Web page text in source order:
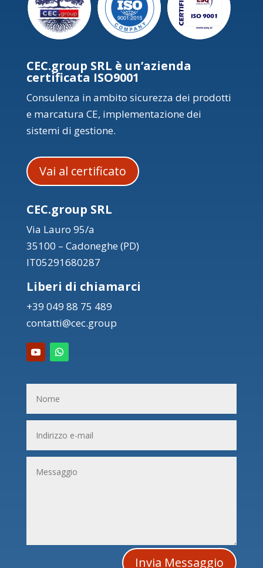
CEC.group SRL è un’azienda
certificata ISO9001
Consulenza in ambito sicurezza dei prodotti
e marcatura CE, implementazione dei
sistemi di gestione.
Vai al certificato
CEC.group SRL
Via Lauro 95/a
35100 – Cadoneghe (PD)
IT05291680287
Liberi di chiamarci
+39 049 88 75 489
contatti@cec.group
Invia Messaggio